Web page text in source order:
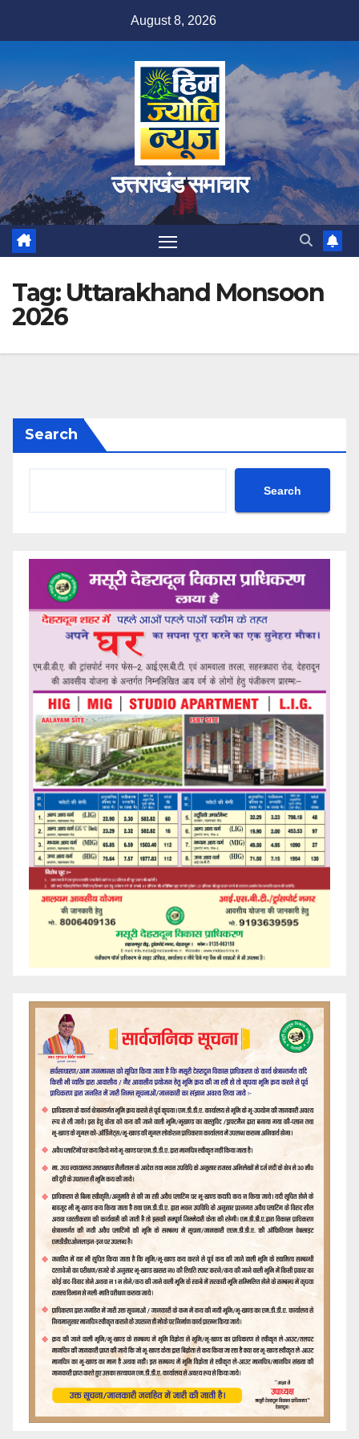
August 8, 2026
उत्तराखंड समाचार
Tag: Uttarakhand Monsoon
2026
Search
Search